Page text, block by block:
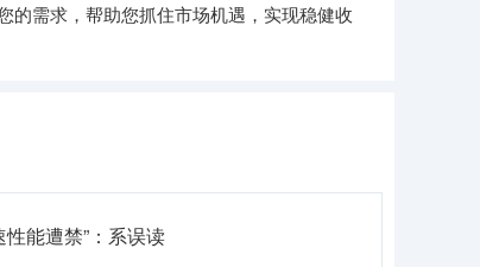
的需求，帮助您抓住市场机遇，实现稳健收
能遭禁”：系误读